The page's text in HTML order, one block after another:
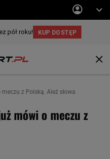
z Polską. Ależ słowa
mówi o meczu z